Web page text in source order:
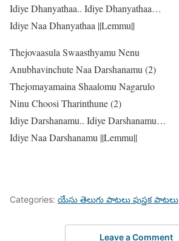
Idiye Dhanyathaa.. Idiye Dhanyathaa…
Idiye Naa Dhanyathaa ||Lemmu||
Thejovaasula Swaasthyamu Nenu
Anubhavinchute Naa Darshanamu (2)
Thejomayamaina Shaalomu Nagarulo
Ninu Choosi Tharinthune (2)
Idiye Darshanamu.. Idiye Darshanamu…
Idiye Naa Darshanamu ||Lemmu||
Categories: యేసు తెలుగు పాటలు పుస్తక పాటలు
Leave a Comment